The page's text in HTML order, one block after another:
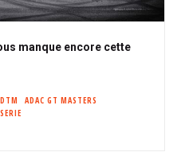
manque encore cette
DTM
ADAC GT MASTERS